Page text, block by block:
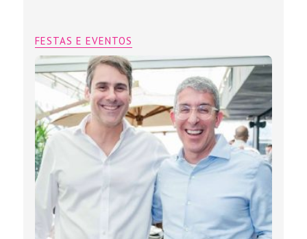
FESTAS E EVENTOS